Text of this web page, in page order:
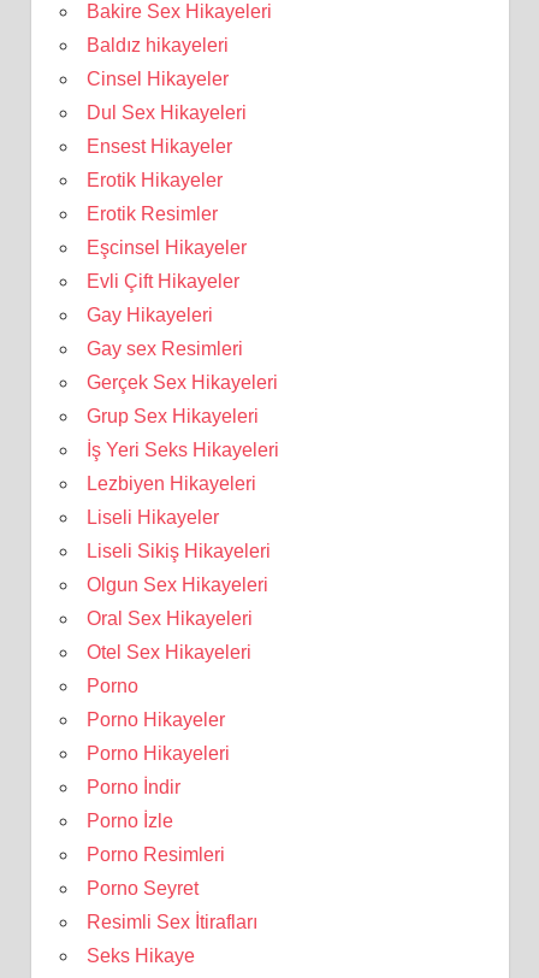
Bakire Sex Hikayeleri
Baldız hikayeleri
Cinsel Hikayeler
Dul Sex Hikayeleri
Ensest Hikayeler
Erotik Hikayeler
Erotik Resimler
Eşcinsel Hikayeler
Evli Çift Hikayeler
Gay Hikayeleri
Gay sex Resimleri
Gerçek Sex Hikayeleri
Grup Sex Hikayeleri
İş Yeri Seks Hikayeleri
Lezbiyen Hikayeleri
Liseli Hikayeler
Liseli Sikiş Hikayeleri
Olgun Sex Hikayeleri
Oral Sex Hikayeleri
Otel Sex Hikayeleri
Porno
Porno Hikayeler
Porno Hikayeleri
Porno İndir
Porno İzle
Porno Resimleri
Porno Seyret
Resimli Sex İtirafları
Seks Hikaye